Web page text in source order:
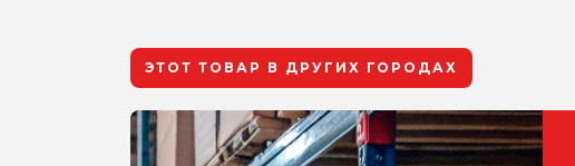
ЭТОТ ТОВАР В ДРУГИХ ГОРОДАХ